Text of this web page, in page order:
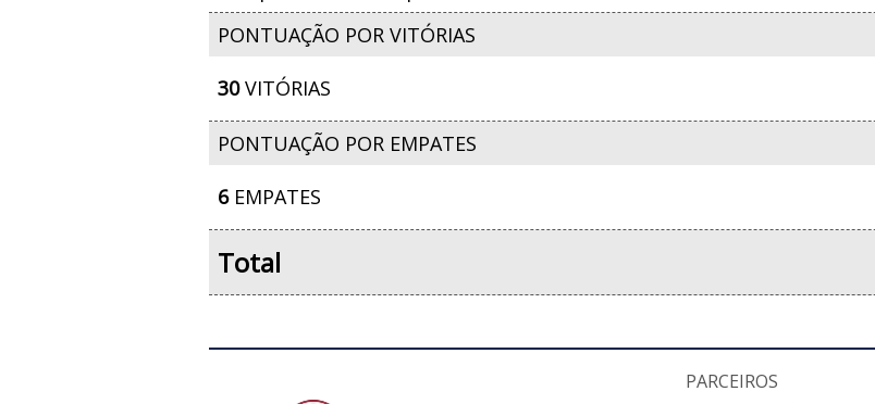
PONTUAÇÃO POR VITÓRIAS
30VITÓRIAS
PONTUAÇÃO POR EMPATES
6EMPATES
Total
PARCEIROS